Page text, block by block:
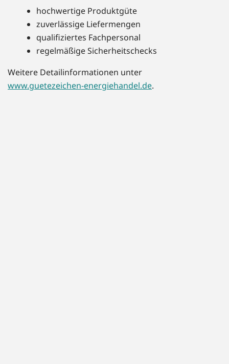
hochwertige Produktgüte
zuverlässige Liefermengen
qualifiziertes Fachpersonal
regelmäßige Sicherheitschecks
Weitere Detailinformationen unter
www.guetezeichen-energiehandel.de.